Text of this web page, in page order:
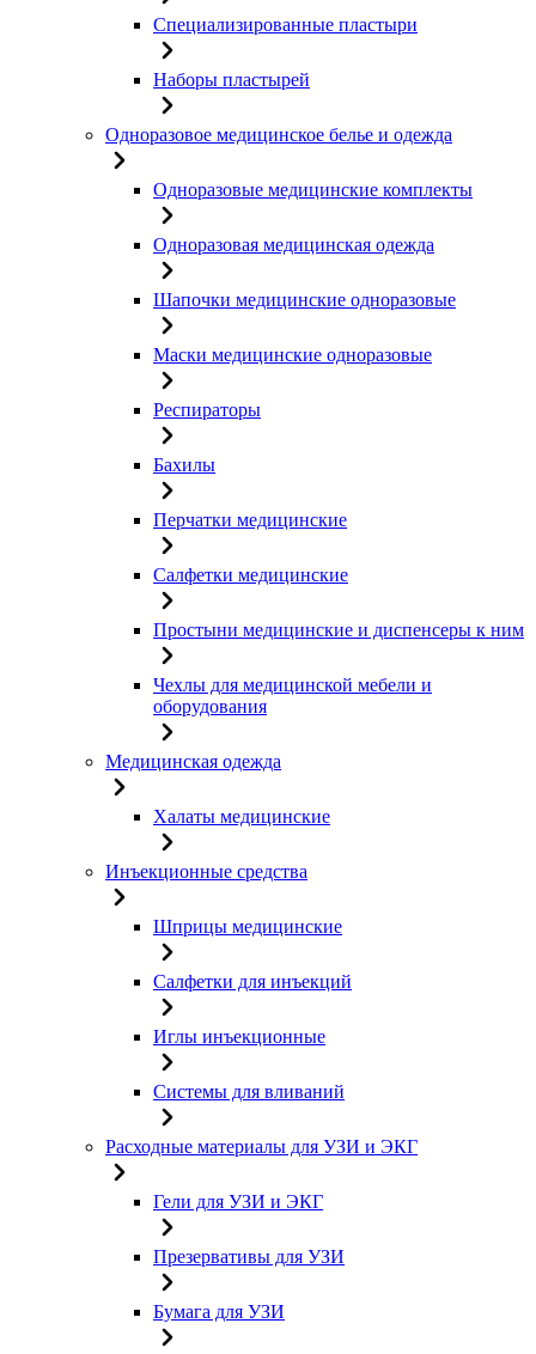
Специализированные пластыри
Наборы пластырей
Одноразовое медицинское белье и одежда
Одноразовые медицинские комплекты
Одноразовая медицинская одежда
Шапочки медицинские одноразовые
Маски медицинские одноразовые
Респираторы
Бахилы
Перчатки медицинские
Салфетки медицинские
Простыни медицинские и диспенсеры к ним
Чехлы для медицинской мебели и
оборудования
Медицинская одежда
Халаты медицинские
Инъекционные средства
Шприцы медицинские
Салфетки для инъекций
Иглы инъекционные
Системы для вливаний
Расходные материалы для УЗИ и ЭКГ
Гели для УЗИ и ЭКГ
Презервативы для УЗИ
Бумага для УЗИ